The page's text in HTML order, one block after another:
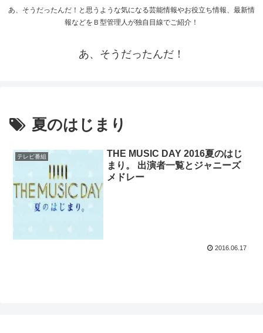
あ、そうだったんだ！と思うような気になる芸能情報やお役立ち情報、最新情
報などをＢ型管理人が独自目線でご紹介！
あ、そうだったんだ！
夏のはじまり
テレビ番組
THE MUSIC DAY 2016夏のはじ
まり。 出演者一覧とジャニーズ
メドレー
2016.06.17